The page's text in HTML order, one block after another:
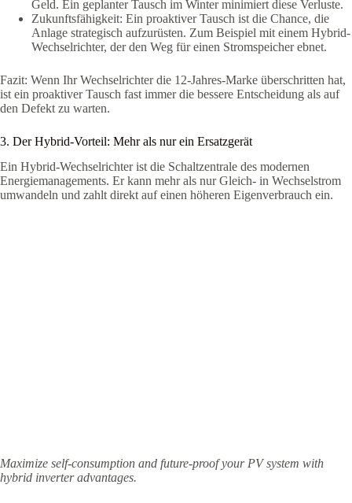
Geld. Ein geplanter Tausch im Winter minimiert diese Verluste.
Zukunftsfähigkeit: Ein proaktiver Tausch ist die Chance, die
Anlage strategisch aufzurüsten. Zum Beispiel mit einem Hybrid-
Wechselrichter, der den Weg für einen Stromspeicher ebnet.
Fazit: Wenn Ihr Wechselrichter die 12-Jahres-Marke überschritten hat,
ist ein proaktiver Tausch fast immer die bessere Entscheidung als auf
den Defekt zu warten.
3. Der Hybrid-Vorteil: Mehr als nur ein Ersatzgerät
Ein Hybrid-Wechselrichter ist die Schaltzentrale des modernen
Energiemanagements. Er kann mehr als nur Gleich- in Wechselstrom
umwandeln und zahlt direkt auf einen höheren Eigenverbrauch ein.
Maximize self-consumption and future-proof your PV system with
hybrid inverter advantages.